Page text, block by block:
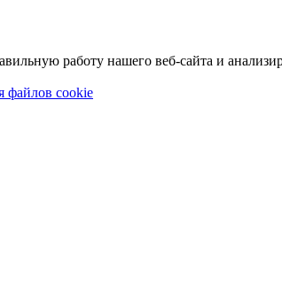
работу нашего веб-сайта и
файлов cookie